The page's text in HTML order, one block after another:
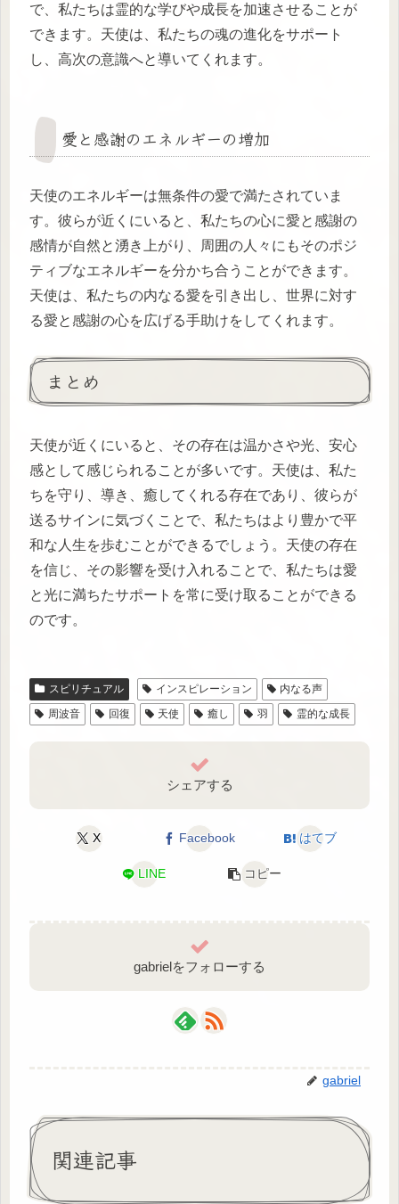
で、私たちは霊的な学びや成長を加速させることが
できます。天使は、私たちの魂の進化をサポート
し、高次の意識へと導いてくれます。
愛と感謝のエネルギーの増加
天使のエネルギーは無条件の愛で満たされていま
す。彼らが近くにいると、私たちの心に愛と感謝の
感情が自然と湧き上がり、周囲の人々にもそのポジ
ティブなエネルギーを分かち合うことができます。
天使は、私たちの内なる愛を引き出し、世界に対す
る愛と感謝の心を広げる手助けをしてくれます。
まとめ
天使が近くにいると、その存在は温かさや光、安心
感として感じられることが多いです。天使は、私た
ちを守り、導き、癒してくれる存在であり、彼らが
送るサインに気づくことで、私たちはより豊かで平
和な人生を歩むことができるでしょう。天使の存在
を信じ、その影響を受け入れることで、私たちは愛
と光に満ちたサポートを常に受け取ることができる
のです。
スピリチュアル インスピレーション
内なる声
周波音
回復 天使 癒し 羽 霊的な成長
シェアする
X Facebook はてブ
LINE コピー
gabrielをフォローする
gabriel
関連記事